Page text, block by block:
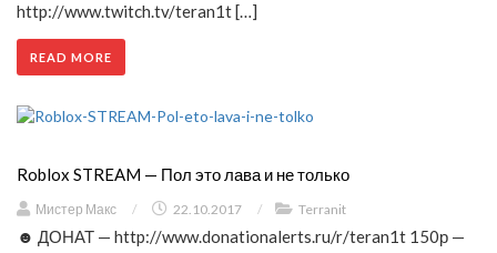
http://www.twitch.tv/teran1t […]
READ MORE
Roblox STREAM — Пол это лава и не только
Мистер Макс / 22.10.2017 / Terranit
☻ ДОНАТ — http://www.donationalerts.ru/r/teran1t 150р —